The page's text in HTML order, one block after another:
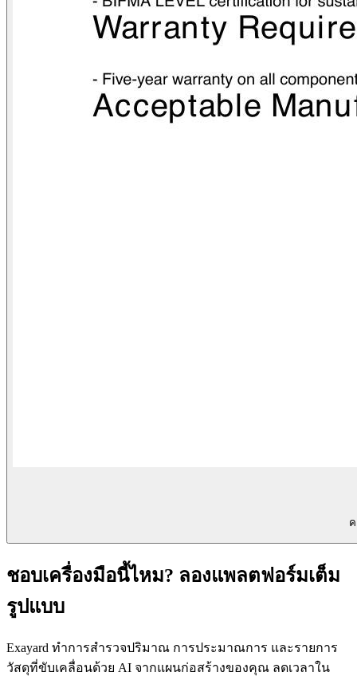
ชอบเครื่องมือนี้ไหม? ลองแพลตฟอร์มเต็ม
รูปแบบ
Exayard ทำการสำรวจปริมาณ การประมาณการ และรายการ
วัสดุที่ขับเคลื่อนด้วย AI จากแผนก่อสร้างของคุณ ลดเวลาใน